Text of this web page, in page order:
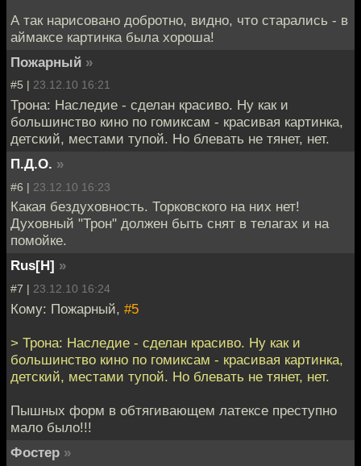
А так нарисовано добротно, видно, что старались - в
аймаксе картинка была хороша!
Пожарный »
#5 | 23.12.10 16:21
Трона: Наследие - сделан красиво. Ну как и
большинство кино по гомиксам - красивая картинка,
детский, местами тупой. Но блевать не тянет, нет.
П.Д.О. »
#6 | 23.12.10 16:23
Какая бездуховность. Торковского на них нет!
Духовный "Трон" должен быть снят в телагах и на
помойке.
Rus[H] »
#7 | 23.12.10 16:24
Кому: Пожарный, #5
> Трона: Наследие - сделан красиво. Ну как и
большинство кино по гомиксам - красивая картинка,
детский, местами тупой. Но блевать не тянет, нет.
Пышных форм в обтягивающем латексе преступно
мало было!!!
Фостер »